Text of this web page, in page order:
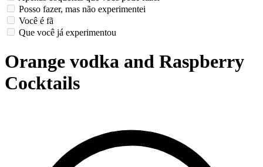
Posso fazer, mas não experimentei
Você é fã
Que você já experimentou
Orange vodka and Raspberry
Cocktails